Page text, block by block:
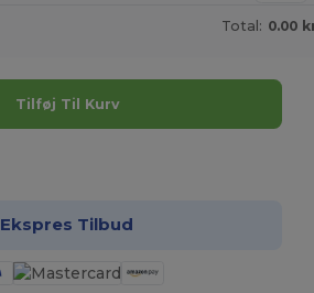
Total: 0.00
Tilføj Til Kurv
Ekspres Tilbud